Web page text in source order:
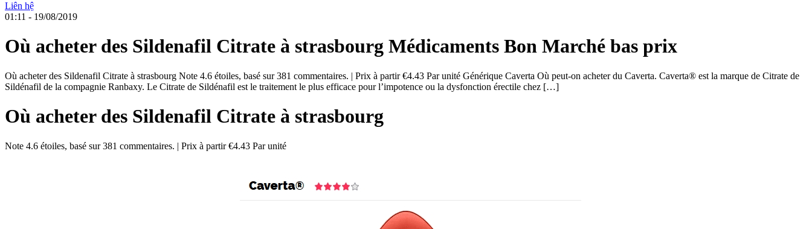
Liên hệ
01:11 - 19/08/2019
Où acheter des Sildenafil Citrate à strasbourg Médicaments Bon Marché bas prix
Où acheter des Sildenafil Citrate à strasbourg Note 4.6 étoiles, basé sur 381 commentaires. | Prix à partir €4.43 Par unité Générique Caverta Où peut-on acheter du Caverta. Caverta® est la marque de Citrate de
Sildénafil de la compagnie Ranbaxy. Le Citrate de Sildénafil est le traitement le plus efficace pour l’impotence ou la dysfonction érectile chez […]
Où acheter des Sildenafil Citrate à strasbourg
Note 4.6 étoiles, basé sur381 commentaires. | Prix à partir€4.43 Par unité